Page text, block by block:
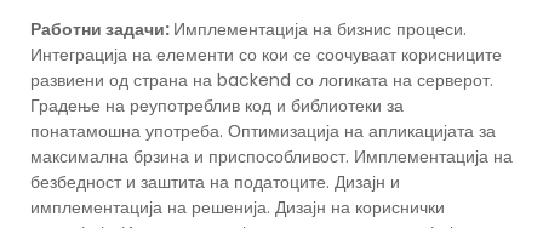
Работни задачи: Имплементација на бизнис процеси.
Интеграција на елементи со кои се соочуваат корисниците
развиени од страна на backend со логиката на серверот.
Градење на реупотреблив код и библиотеки за
понатамошна употреба. Оптимизација на апликацијата за
максимална брзина и приспособливост. Имплементација на
безбедност и заштита на податоците. Дизајн и
имплементација на решенија. Дизајн на кориснички